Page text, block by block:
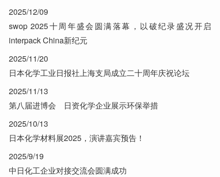
2025/12/09
swop 2025十周年盛会圆满落幕，以破纪录盛况开启
interpack China新纪元
2025/11/20
日本化学工业日报社上海支局成立二十周年庆祝论坛
2025/11/13
第八届进博会 日资化学企业展示环保举措
2025/10/13
日本化学材料展2025，演讲嘉宾预告！
2025/9/19
中日化工企业对接交流会圆满成功